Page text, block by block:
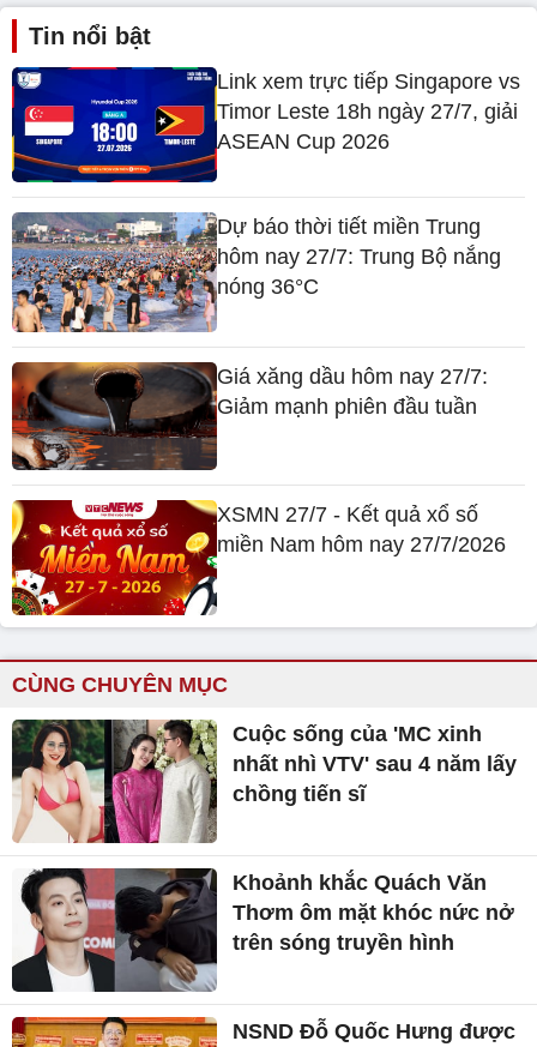
Tin nổi bật
Link xem trực tiếp Singapore vs
Timor Leste 18h ngày 27/7, giải
ASEAN Cup 2026
Dự báo thời tiết miền Trung
hôm nay 27/7: Trung Bộ nắng
nóng 36°C
Giá xăng dầu hôm nay 27/7:
Giảm mạnh phiên đầu tuần
XSMN 27/7 - Kết quả xổ số
miền Nam hôm nay 27/7/2026
CÙNG CHUYÊN MỤC
Cuộc sống của 'MC xinh
nhất nhì VTV' sau 4 năm lấy
chồng tiến sĩ
Khoảnh khắc Quách Văn
Thơm ôm mặt khóc nức nở
trên sóng truyền hình
NSND Đỗ Quốc Hưng được